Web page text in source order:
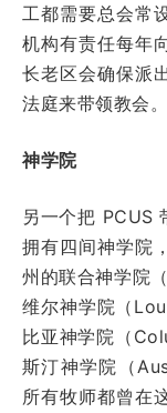
工都需要总会常
机构有责任每年
长老区会确保派
法庭来带领教会。
神学院
另一个把 PCUS
拥有四间神学院
州的联合神学院
维尔神学院（
比亚神学院（
斯汀神学院（
所有牧师都曾在